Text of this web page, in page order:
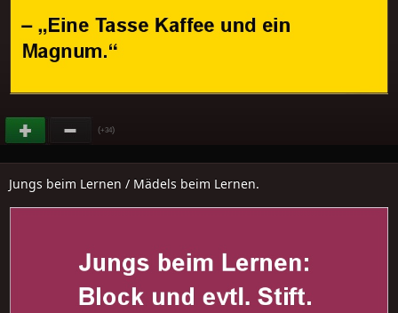
(+34)
Jungs beim Lernen / Mädels beim Lernen.